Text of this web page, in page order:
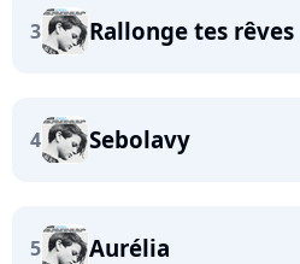
3 Rallonge tes rêves
4 Sebolavy
5 Aurélia